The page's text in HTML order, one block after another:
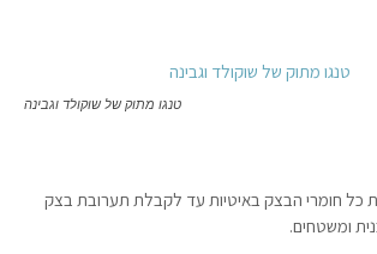
טנגו מתוק של שוקולד וגבינה
כל חומרי הבצק באיטיות עד לקבלת תערובת בצק
ומשטחים.